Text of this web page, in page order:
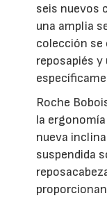
seis nuevos
una amplia
colección se
reposapiés
Roche
la
nueva
suspendida